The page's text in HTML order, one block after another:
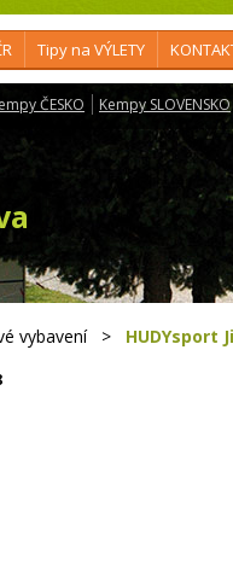
Tipy na VÝLETY
ČESKO Kempy SLOVENSKO
vybavení> HUDYsport